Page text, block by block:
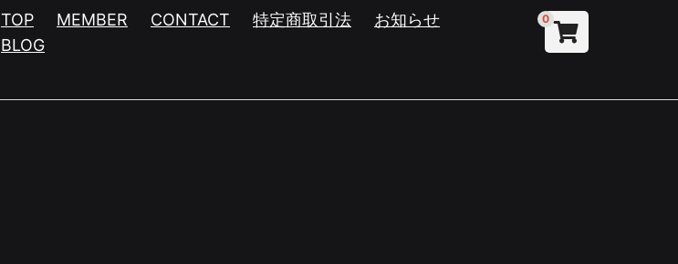
0
TOP MEMBER CONTACT 特定商取引法
お知らせ
BLOG